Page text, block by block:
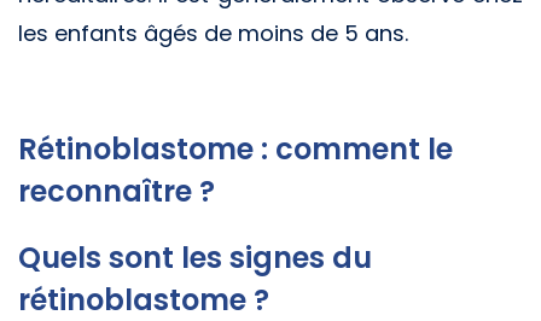
les enfants âgés de moins de 5 ans.
Rétinoblastome : comment le
reconnaître ?
Quels sont les signes du
rétinoblastome ?